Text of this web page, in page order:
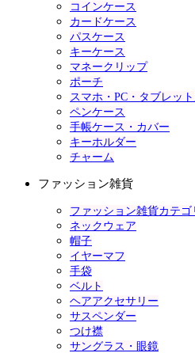
コインケース
カードケース
パスケース
キーケース
マネークリップ
ポーチ
スマホ・PC・タブレッ
ペンケース
手帳ケース・カバー
キーホルダー
チャーム
ファッション雑貨
ファッション雑貨カテゴ
ネックウェア
帽子
イヤーマフ
手袋
ベルト
ヘアアクセサリー
サスペンダー
つけ襟
サングラス・眼鏡